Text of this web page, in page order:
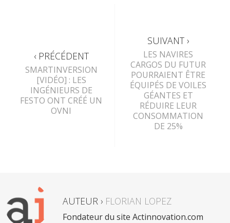
‹ PRÉCÉDENT
SMARTINVERSION
[VIDÉO] : LES
INGÉNIEURS DE
FESTO ONT CRÉÉ UN
OVNI
SUIVANT ›
LES NAVIRES
CARGOS DU FUTUR
POURRAIENT ÊTRE
ÉQUIPÉS DE VOILES
GÉANTES ET
RÉDUIRE LEUR
CONSOMMATION
DE 25%
AUTEUR › FLORIAN LOPEZ
Fondateur du site Actinnovation.com